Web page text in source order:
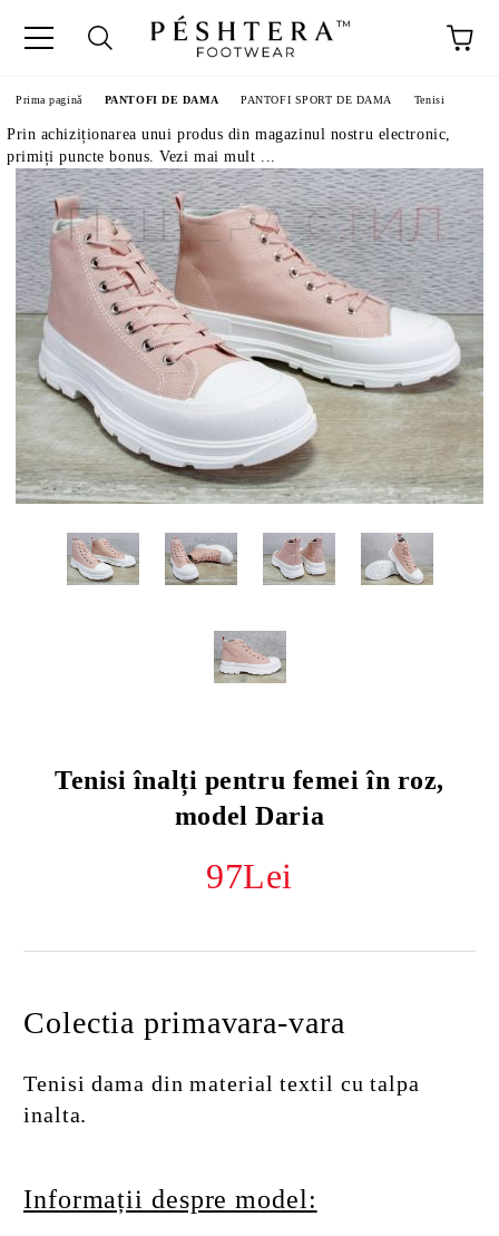
Prima pagină PANTOFI DE DAMA PANTOFI SPORT DE DAMA Tenisi
Prin achiziționarea unui produs din magazinul nostru electronic,
primiți puncte bonus. Vezi mai mult ...
Tenisi înalți pentru femei în roz,
model Daria
97Lei
Colectia primavara-vara
Tenisi dama din material textil cu talpa
inalta.
Informații despre model: